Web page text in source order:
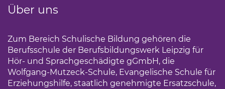
Über uns
Zum Bereich Schulische Bildung gehören die
Berufsschule der Berufsbildungswerk Leipzig für
Hör- und Sprachgeschädigte gGmbH, die
Wolfgang-Mutzeck-Schule, Evangelische Schule für
Erziehungshilfe, staatlich genehmigte Ersatzschule,